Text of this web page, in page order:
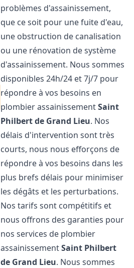
problèmes d'assainissement,
que ce soit pour une fuite d'eau,
une obstruction de canalisation
ou une rénovation de système
d'assainissement. Nous sommes
disponibles 24h/24 et 7j/7 pour
répondre à vos besoins en
plombier assainissementSaint
Philbert de Grand Lieu. Nos
délais d'intervention sont très
courts, nous nous efforçons de
répondre à vos besoins dans les
plus brefs délais pour minimiser
les dégâts et les perturbations.
Nos tarifs sont compétitifs et
nous offrons des garanties pour
nos services de plombier
assainissementSaint Philbert
de Grand Lieu. Nous sommes